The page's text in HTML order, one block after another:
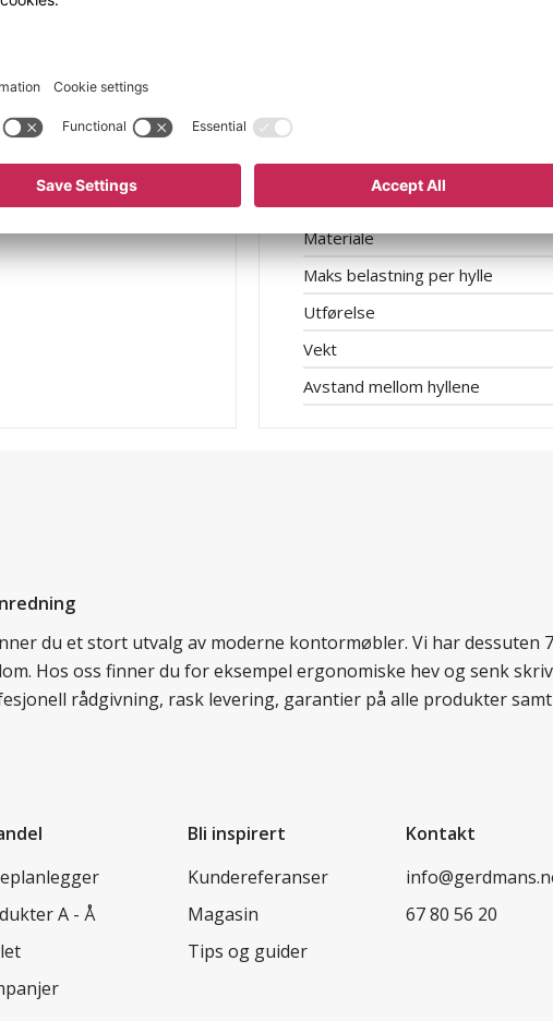
Lasteflatens bredde
Lasteflatens lengde
Materiale
Maks belastning per hylle
Utførelse
Vekt
Avstand mellom hyllene
du et stort utvalg av moderne kontormøbler. Vi har dessuten
Hos oss finner du for eksempel ergonomiske hev og senk
rådgivning, rask levering, garantier på alle produkter
A - Å
Bli inspirert
Kundereferanser
Magasin
Tips og guider
Kontakt
67 80 56 20